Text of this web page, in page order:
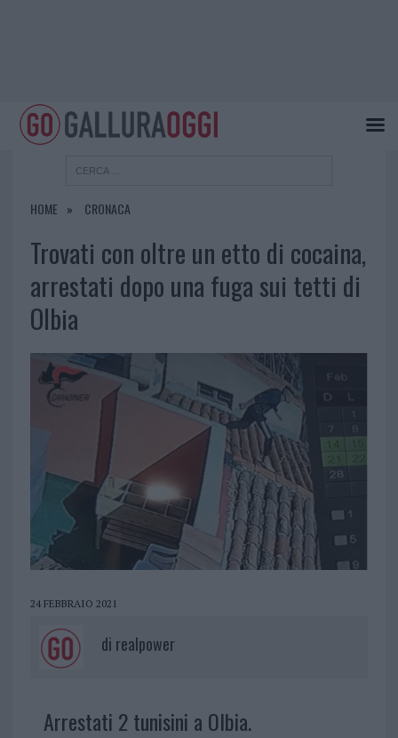
HOME CRONACA
Trovati con oltre un etto di cocaina,
arrestati dopo una fuga sui tetti di
Olbia
24 FEBBRAIO 2021
di realpower
Arrestati 2 tunisini a Olbia.